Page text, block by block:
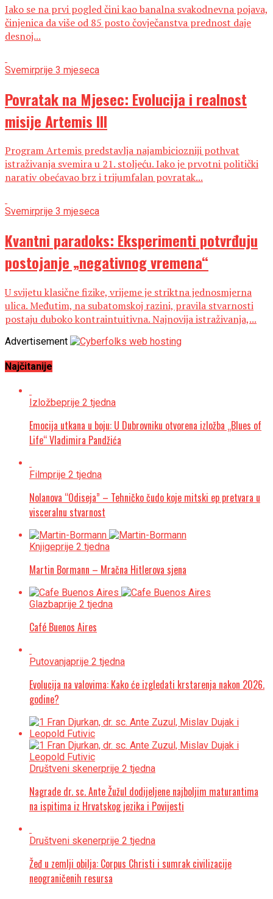
Iako se na prvi pogled čini kao banalna svakodnevna pojava,
činjenica da više od 85 posto čovječanstva prednost daje
desnoj...
Svemirprije 3 mjeseca
Povratak na Mjesec: Evolucija i realnost
misije Artemis III
Program Artemis predstavlja najambiciozniji pothvat
istraživanja svemira u 21. stoljeću. Iako je prvotni politički
narativ obećavao brz i trijumfalan povratak...
Svemirprije 3 mjeseca
Kvantni paradoks: Eksperimenti potvrđuju
postojanje „negativnog vremena“
U svijetu klasične fizike, vrijeme je striktna jednosmjerna
ulica. Međutim, na subatomskoj razini, pravila stvarnosti
postaju duboko kontraintuitivna. Najnovija istraživanja,...
Advertisement
Najčitanije
Izložbeprije 2 tjedna
Emocija utkana u boju: U Dubrovniku otvorena izložba „Blues of
Life“ Vladimira Pandžića
Filmprije 2 tjedna
Nolanova “Odiseja” – Tehničko čudo koje mitski ep pretvara u
visceralnu stvarnost
Knjigeprije 2 tjedna
Martin Bormann – Mračna Hitlerova sjena
Glazbaprije 2 tjedna
Café Buenos Aires
Putovanjaprije 2 tjedna
Evolucija na valovima: Kako će izgledati krstarenja nakon 2026.
godine?
Društveni skenerprije 2 tjedna
Nagrade dr. sc. Ante Žužul dodijeljene najboljim maturantima
na ispitima iz Hrvatskog jezika i Povijesti
Društveni skenerprije 2 tjedna
Žeđ u zemlji obilja: Corpus Christi i sumrak civilizacije
neograničenih resursa